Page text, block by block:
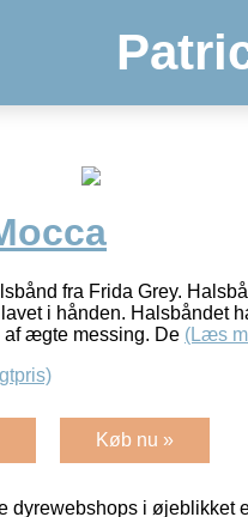
fra Frida Grey.
i hånden. Halsbåndet
ægte messing. De (Læs
Køb nu »
dyrewebshops i øjeblikket